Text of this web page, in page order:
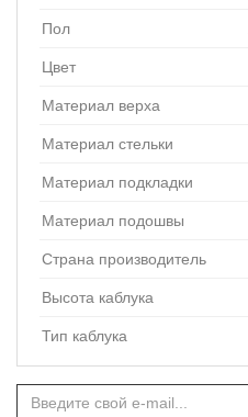
Пол
Цвет
Материал верха
Материал стельки
Материал подкладки
Материал подошвы
Страна производитель
Высота каблука
Тип каблука